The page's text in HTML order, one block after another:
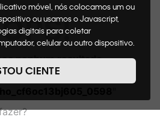
móvel, nós colocamos um ou
ou usamos o Javascript,
digitais para coletar
celular ou outro dispositivo.
quais cookies usaremos e quais
processamos os dados
Quando você visita nosso site,
sua solicitação específica para
CIENTE
nenhum resultado
jeans-feminina-baggy-